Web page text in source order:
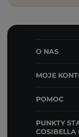
O NAS
MOJE
POMOC
PUNKTY
COSIBELLA